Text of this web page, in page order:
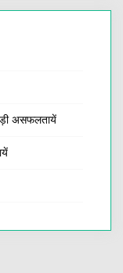
असफलतायें